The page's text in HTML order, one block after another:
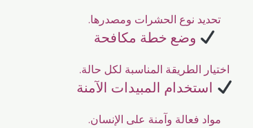
تحديد نوع الحشرات ومصدرها.
وضع خطة مكافحة
اختيار الطريقة المناسبة لكل حالة.
استخدام المبيدات الآمنة
مواد فعالة وآمنة على الإنسان.